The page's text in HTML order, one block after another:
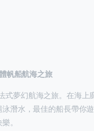
帆船航海之旅
式夢幻航海之旅。在海上
潛水，最佳的船長帶你
。